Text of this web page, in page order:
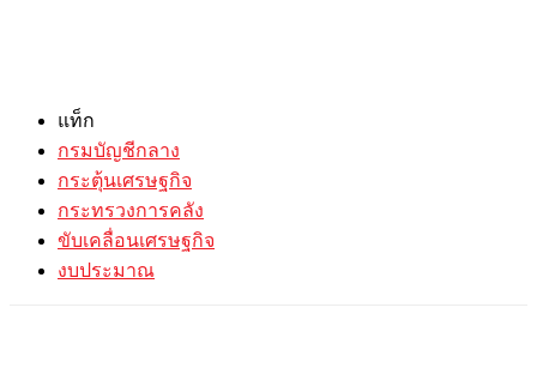
แท็ก
กรมบัญชีกลาง
กระตุ้นเศรษฐกิจ
กระทรวงการคลัง
ขับเคลื่อนเศรษฐกิจ
งบประมาณ